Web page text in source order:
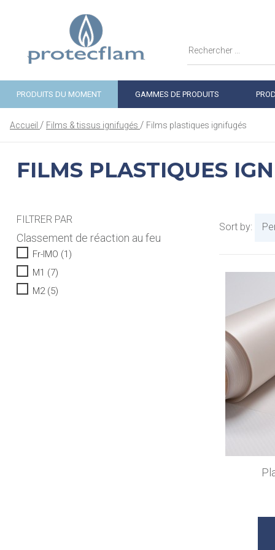
PRODUITS DU MOMENT GAMMES DE PRODUITS
Accueil Films & tissus ignifugés Films plastiques ignifugés
FILMS PLASTIQUES
FILTRER PAR
Classement de réaction au feu
Fr-IMO (1)
M1 (7)
M2 (5)
Sort by: